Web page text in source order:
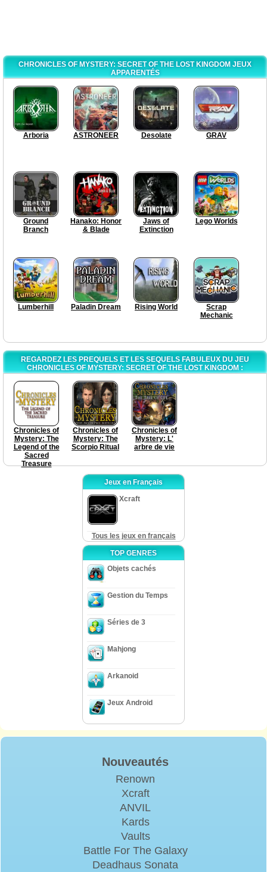
CHRONICLES OF MYSTERY: SECRET OF THE LOST KINGDOM JEUX
APPARENTÉS
Arboria ASTRONEER Desolate GRAV
Ground
Branch
Hanako: Honor
& Blade
Jaws of
Extinction
Lego Worlds
Lumberhill Paladin Dream Rising World
Scrap
Mechanic
REGARDEZ LES PREQUELS ET LES SEQUELS FABULEUX DU JEU
CHRONICLES OF MYSTERY: SECRET OF THE LOST KINGDOM :
Chronicles of
Mystery: The
Legend of the
Sacred
Treasure
Chronicles of
Mystery: The
Scorpio Ritual
Chronicles of
Mystery: L'
arbre de vie
Jeux en Français
Xcraft
Tous les jeux en français
TOP GENRES
Objets cachés
Gestion du Temps
Séries de 3
Mahjong
Arkanoid
Jeux Android
Nouveautés
Renown
Xcraft
ANVIL
Kards
Vaults
Battle For The Galaxy
Deadhaus Sonata